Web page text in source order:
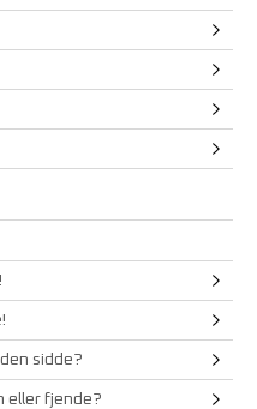
sidde?
eller fjende?